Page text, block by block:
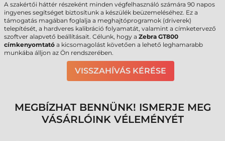
A szakértői háttér részeként minden végfelhasználó számára 90 napos
ingyenes segítséget biztosítunk a készülék beüzemeléséhez. Ez a
támogatás magában foglalja a meghajtóprogramok (driverek)
telepítését, a hardveres kalibráció folyamatát, valamint a címketervező
szoftver alapvető beállításait. Célunk, hogy a Zebra GT800
címkenyomtató a kicsomagolást követően a lehető leghamarabb
munkába álljon az Ön rendszerében.
VISSZAHÍVÁS KÉRÉSE
MEGBÍZHAT BENNÜNK! ISMERJE MEG
VÁSÁRLÓINK VÉLEMÉNYÉT